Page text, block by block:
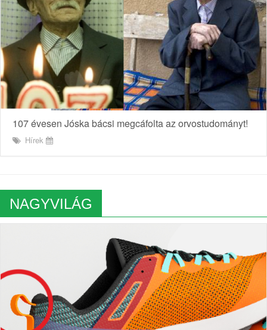
107 évesen Jóska bácsi megcáfolta az orvostudományt!
Hírek
NAGYVILÁG